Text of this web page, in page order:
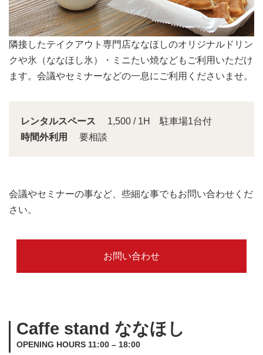
会議スペースは大きな窓から明るい日差しが入り込みま
す。
レンタルスペース
1,500 / 1H 駐車場1台付
時間外利用
要相談
会議やセミナーの事など、些細な事でもお問い合わせくだ
さい。
お問い合わせ
Caffe stand ななほし
OPENING HOURS 11:00 – 18:00